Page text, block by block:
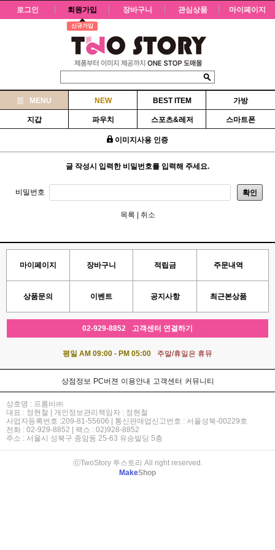
로그인 회원가입
신규가입
장바구니 관심상품 마이페이지
MENU NEW BEST ITEM 가방
지갑 파우치 스포츠&레저 스마트폰
이미지사용 인증
글 작성시 입력한 비밀번호를 입력해 주세요.
비밀번호 확인
목록 취소
마이페이지 장바구니 적립금 주문내역
상품문의 이벤트 공지사항 최근본상품
02-929-8852 고객센터 연결하기
평일 AM 09:00 - PM 05:00 주말/휴일은 휴뮤
상점정보 PC버젼 이용안내 고객센터 커뮤니티
상호명 : 프롬비㈜
대표 : 정현철 | 개인정보관리책임자 : 정현철
사업자등록번호 :209-81-55606 | 통신판매업신고번호 : 서울성북-00229호
전화 : 02-929-8852 | 팩스 : 02)928-8852
주소 : 서울시 성북구 종암동 25-63 유승빌딩 5층
ⓒTwoStory 투스토리 All right reserved.
MakeShop